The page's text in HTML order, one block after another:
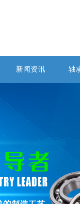
新闻资讯 轴